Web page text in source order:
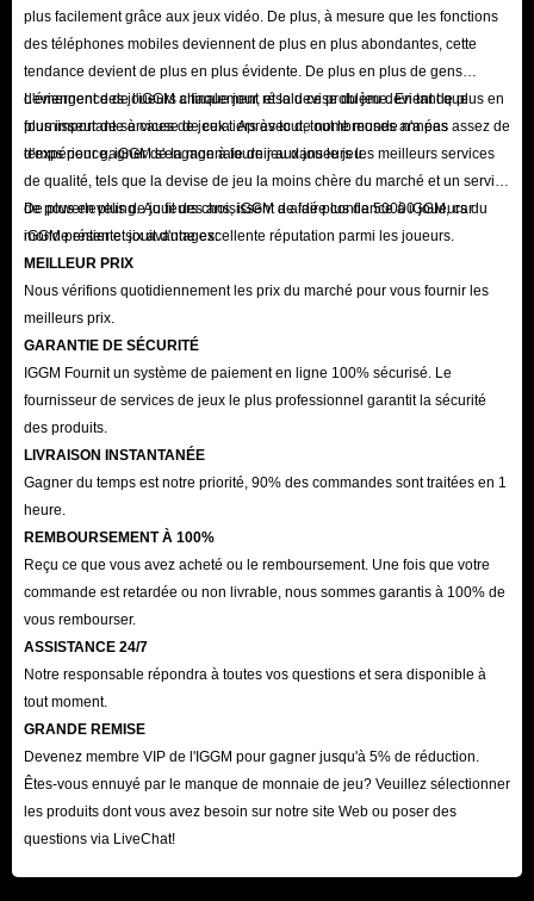
plus facilement grâce aux jeux vidéo. De plus, à mesure que les fonctions
des téléphones mobiles deviennent de plus en plus abondantes, cette
tendance devient de plus en plus évidente. De plus en plus de gens
deviennent des joueurs chaque jour, et la devise du jeu devient de plus en
plus importante à cause de cela. Après tout, tout le monde n'a pas assez de
temps pour gagner de la monnaie de jeu dans le jeu.
L'émergence de l'iGGM a finalement résolu ce problème. En tant que
fournisseur de services de jeux tiers avec de nombreuses années
d'expérience, iGGM s'engage à fournir aux joueurs les meilleurs services
de qualité, tels que la devise de jeu la moins chère du marché et un service
de powerleveling. Au fil des ans, iGGM a aidé plus de 50000 joueurs du
monde entier et jouit d'une excellente réputation parmi les joueurs.
De plus en plus de joueurs choisissent de faire confiance à iGGM, car
iGGM présente six avantages:
MEILLEUR PRIX
Nous vérifions quotidiennement les prix du marché pour vous fournir les
meilleurs prix.
GARANTIE DE SÉCURITÉ
IGGM Fournit un système de paiement en ligne 100% sécurisé. Le
fournisseur de services de jeux le plus professionnel garantit la sécurité
des produits.
LIVRAISON INSTANTANÉE
Gagner du temps est notre priorité, 90% des commandes sont traitées en 1
heure.
REMBOURSEMENT À 100%
Reçu ce que vous avez acheté ou le remboursement. Une fois que votre
commande est retardée ou non livrable, nous sommes garantis à 100% de
vous rembourser.
ASSISTANCE 24/7
Notre responsable répondra à toutes vos questions et sera disponible à
tout moment.
GRANDE REMISE
Devenez membre VIP de l'IGGM pour gagner jusqu'à 5% de réduction.
Êtes-vous ennuyé par le manque de monnaie de jeu? Veuillez sélectionner
les produits dont vous avez besoin sur notre site Web ou poser des
questions via LiveChat!